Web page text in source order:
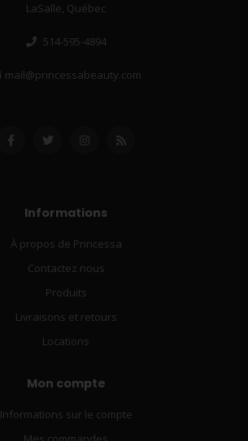
LaSalle, Québec
514-595-4894
mail@princessabeauty.com
Informations
À propos de Princessa
Contactez nous
Produits
Livraisons et retours
Locations
Mon compte
Informations sur le compte